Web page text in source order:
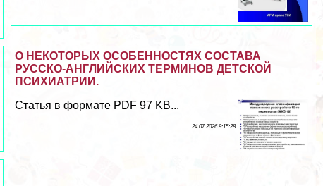
О НЕКОТОРЫХ ОСОБЕННОСТЯХ СОСТАВА
РУССКО-АНГЛИЙСКИХ ТЕРМИНОВ ДЕТСКОЙ
ПСИХИАТРИИ.
Статья в формате PDF 97 KB...
24 07 2026 9:15:28